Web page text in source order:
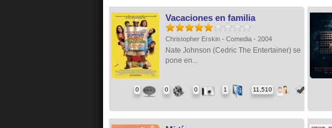
Vacaciones en familia
Christopher Erskin - Comedia - 2004
Nate Johnson (Cedric The Entertainer) se
pone en...
0 0 0 1 11,510